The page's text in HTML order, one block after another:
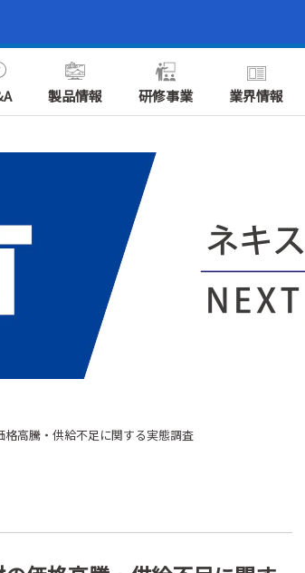
製品情報 研修事業 業界情報
格高騰・供給不足に関する実態調査